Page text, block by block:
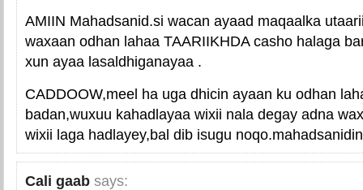
AMIIN Mahadsanid.si wacan ayaad maqaalka
waxaan odhan lahaa TAARIIKHDA casho halaga
xun ayaa lasaldhiganayaa .
CADDOOW,meel ha uga dhicin ayaan ku odhan
badan,wuxuu kahadlayaa wixii nala degay adna
wixii laga hadlayey,bal dib isugu noqo.mahadsanidin
Cali gaab says: